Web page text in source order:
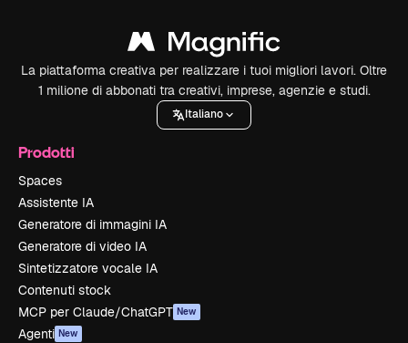
La piattaforma creativa per realizzare i tuoi migliori lavori. Oltre
1 milione di abbonati tra creativi, imprese, agenzie e studi.
Italiano
Prodotti
Spaces
Assistente IA
Generatore di immagini IA
Generatore di video IA
Sintetizzatore vocale IA
Contenuti stock
MCP per Claude/ChatGPT New
Agenti New